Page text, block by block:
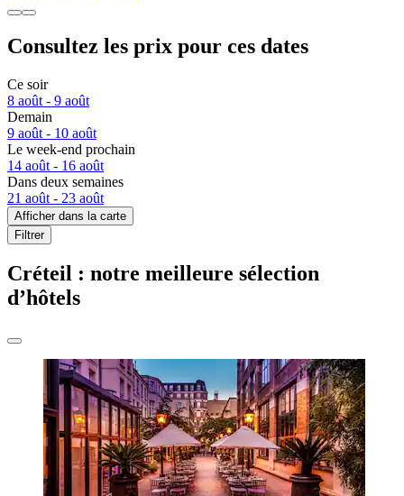
Consultez les prix pour ces dates
Ce soir
8 août - 9 août
Demain
9 août - 10 août
Le week-end prochain
14 août - 16 août
Dans deux semaines
21 août - 23 août
Afficher dans la carte
Filtrer
Créteil : notre meilleure sélection
d’hôtels